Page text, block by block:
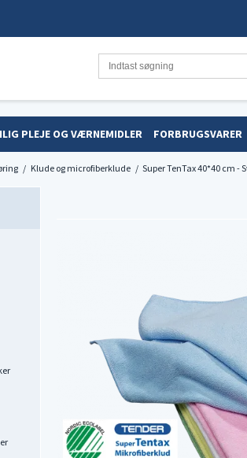
PLEJE OG VÆRNEMIDLER FORBRUGSVARER
/ Klude og microfiberklude / Super TenTax 40*40 cm -